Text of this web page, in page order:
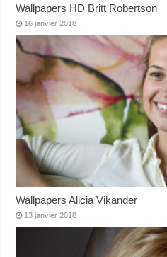
Wallpapers HD Britt Robertson
16 janvier 2018
Wallpapers Alicia Vikander
13 janvier 2018